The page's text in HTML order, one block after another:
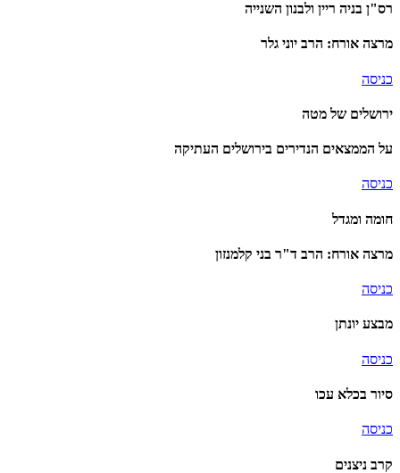
רס"ן בניה ריין ולבנון השנייה
מרצה אורח: הרב יוני גלר
כניסה
ירושלים של מטה
על הממצאים הנדירים בירושלים העתיקה
כניסה
חומה ומגדל
מרצה אורח: הרב ד"ר בני קלמנזון
כניסה
מבצע יונתן
כניסה
סיור בכלא עכו
כניסה
קרב ניצנים